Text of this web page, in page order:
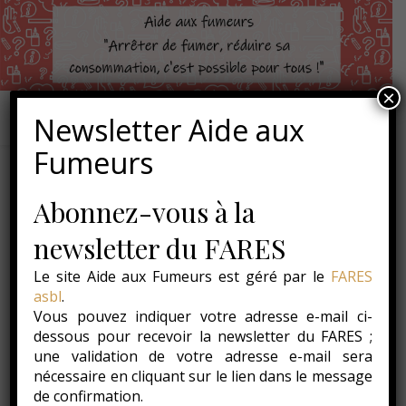
Newsletter Aide aux
Fumeurs
Abonnez-vous à la
newsletter du FARES
Le site Aide aux Fumeurs est géré par le FARES
asbl.
Vous pouvez indiquer votre adresse e-mail ci-
dessous pour recevoir la newsletter du FARES ;
une validation de votre adresse e-mail sera
nécessaire en cliquant sur le lien dans le message
de confirmation.
×